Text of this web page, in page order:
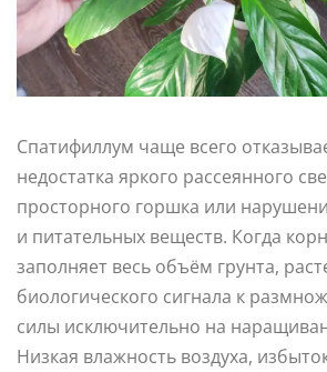
Спатифиллум чаще всего
недостатка яркого рассеянного
просторного горшка или
и питательных веществ. Когда
заполняет весь объём грунта,
биологического сигнала к
силы исключительно на
Низкая влажность воздуха,